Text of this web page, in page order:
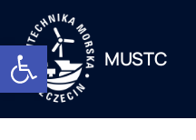
OtwórzMUSTC